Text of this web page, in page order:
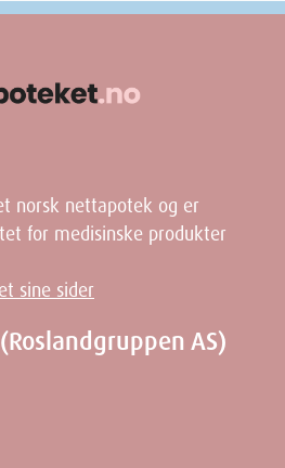
norsk nettapotek og er
for medisinske produkter
sine sider
AS)